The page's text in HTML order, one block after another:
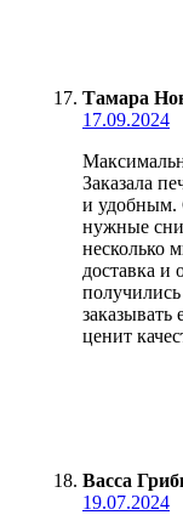
Тамара
17.09.2024
Заказала
и удобным.
нужные
несколько
доставка и
ценит
Васса
19.07.2024